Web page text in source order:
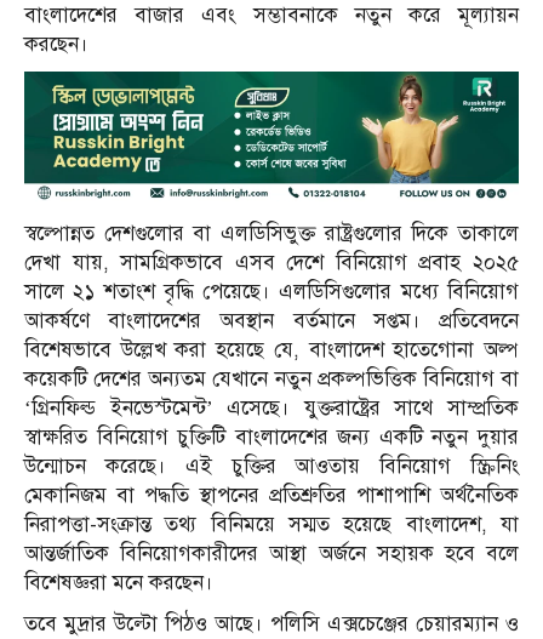
বাংলাদেশের বাজার এবং সম্ভাবনাকে নতুন করে মূল্যায়ন
করছেন।
স্বল্পোন্নত দেশগুলোর বা এলডিসিভুক্ত রাষ্ট্রগুলোর দিকে তাকালে
দেখা যায়, সামগ্রিকভাবে এসব দেশে বিনিয়োগ প্রবাহ ২০২৫
সালে ২১ শতাংশ বৃদ্ধি পেয়েছে। এলডিসিগুলোর মধ্যে বিনিয়োগ
আকর্ষণে বাংলাদেশের অবস্থান বর্তমানে সপ্তম। প্রতিবেদনে
বিশেষভাবে উল্লেখ করা হয়েছে যে, বাংলাদেশ হাতেগোনা অল্প
কয়েকটি দেশের অন্যতম যেখানে নতুন প্রকল্পভিত্তিক বিনিয়োগ বা
‘গ্রিনফিল্ড ইনভেস্টমেন্ট’ এসেছে। যুক্তরাষ্ট্রের সাথে সাম্প্রতিক
স্বাক্ষরিত বিনিয়োগ চুক্তিটি বাংলাদেশের জন্য একটি নতুন দুয়ার
উন্মোচন করেছে। এই চুক্তির আওতায় বিনিয়োগ স্ক্রিনিং
মেকানিজম বা পদ্ধতি স্থাপনের প্রতিশ্রুতির পাশাপাশি অর্থনৈতিক
নিরাপত্তা-সংক্রান্ত তথ্য বিনিময়ে সম্মত হয়েছে বাংলাদেশ, যা
আন্তর্জাতিক বিনিয়োগকারীদের আস্থা অর্জনে সহায়ক হবে বলে
বিশেষজ্ঞরা মনে করছেন।
তবে মুদ্রার উল্টো পিঠও আছে। পলিসি এক্সচেঞ্জের চেয়ারম্যান ও